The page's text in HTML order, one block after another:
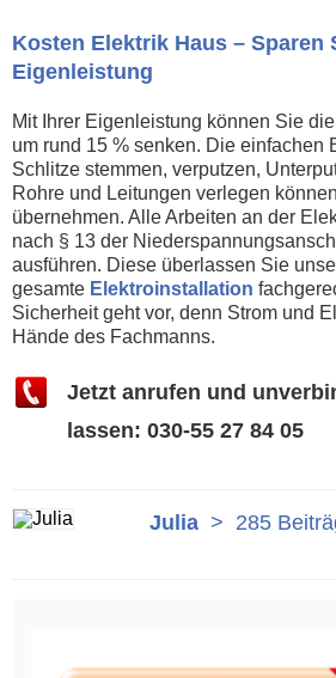
Kosten Elektrik Haus – Sparen
Eigenleistung
Mit Ihrer Eigenleistung können Sie
um rund 15 % senken. Die einfachen
Schlitze stemmen, verputzen,
Rohre und Leitungen verlegen
übernehmen. Alle Arbeiten an der
nach § 13 der
ausführen. Diese überlassen Sie
gesamte Elektroinstallation
Sicherheit geht vor, denn Strom und
Hände des Fachmanns.
Jetzt anrufen und
lassen: 030-55 27 84 05
Julia > 285